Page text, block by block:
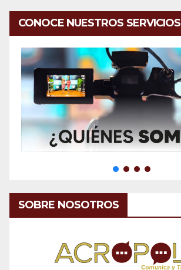
CONOCE NUESTROS SERVICIOS
SOBRE NOSOTROS